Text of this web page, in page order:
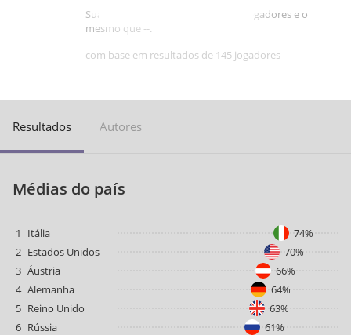
Sua pontuação é melhor que -- de jogadores e o
mesmo que --.
com base em resultados de 145 jogadores
Resultados Autores
Médias do país
1 Itália
74%
2 Estados Unidos
70%
3 Áustria
66%
4 Alemanha
64%
5 Reino Unido
63%
6 Rússia
61%